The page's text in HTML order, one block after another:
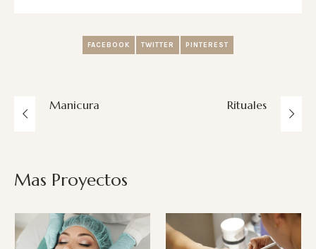
FACEBOOK TWITTER PINTEREST
Manicura Rituales
Mas Proyectos